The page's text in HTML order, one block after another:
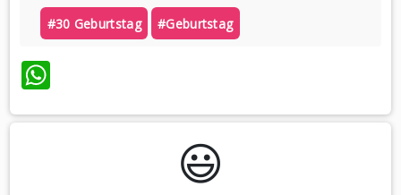
#30 Geburtstag #geburtstag
WhatsApp
😃️